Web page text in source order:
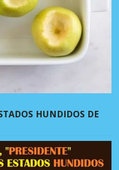
HUNDIDOS DE